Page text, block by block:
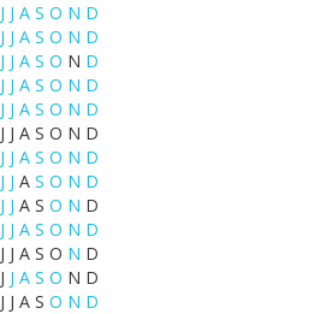
J J A S O N D
J J A S O N D
J J A S O N D
J J A S O N D
J J A S O N D
J J A S O N D
J J A S O N D
J J A S O N D
J J A S O N D
J J A S O N D
J J A S O N D
J J A S O N D
J J A S O N D